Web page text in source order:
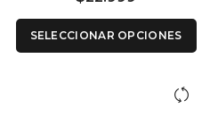
SELECCIONAR OPCIONES